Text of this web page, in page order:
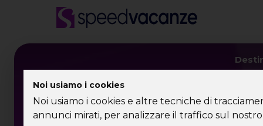
Noi usiamo i cookies
Noi usiamo i cookies e altre tecniche di
annunci mirati, per analizzare il traffico sul